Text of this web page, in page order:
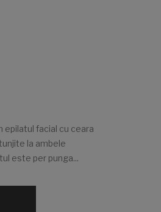
facial cu ceara
la ambele
este per punga...